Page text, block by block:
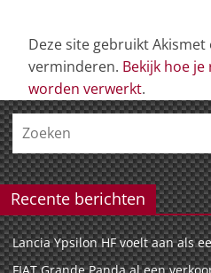
Deze site gebruikt
verminderen. Bekijk hoe je
worden verwerkt.
Recente berichten
Lancia Ypsilon HF voelt aan als